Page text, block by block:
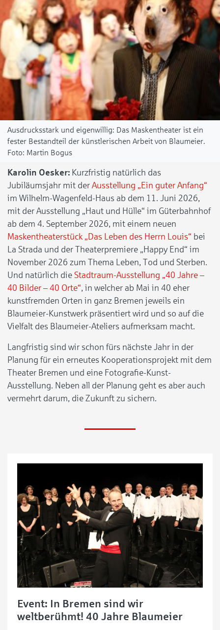
Ausdrucksstark und eigenwillig: Das Maskentheater ist ein
fester Bestandteil der künstlerischen Arbeit von Blaumeier.
Martin Bogus
Karolin Oesker: Kurzfristig natürlich das
Jubiläumsjahr mit der Ausstellung „Ein guter Anfang“
im Wilhelm-Wagenfeld-Haus ab dem 11. Juni 2026,
mit der Ausstellung „Haut und Hülle“ im Güterbahnhof
ab dem 4. September 2026, mit einem neuen
Maskentheaterstück „Das Leben des Herrn Louis“ bei
La Strada und der Theaterpremiere „Happy End“ im
November 2026 zum Thema Leben, Tod und Sterben.
Und natürlich die Stadtraum-Ausstellung „40 Jahre –
40 Bilder – 40 Orte“, in welcher ab Mai in 40 eher
kunstfremden Orten in ganz Bremen jeweils ein
Blaumeier-Kunstwerk präsentiert wird und so auf die
Vielfalt des Blaumeier-Ateliers aufmerksam macht.
Langfristig sind wir schon fürs nächste Jahr in der
Planung für ein erneutes Kooperationsprojekt mit dem
Theater Bremen und eine Fotografie-Kunst-
Ausstellung. Neben all der Planung geht es aber auch
vermehrt darum, die Zukunft zu sichern.
Event: In Bremen sind wir
weltberühmt! 40 Jahre Blaumeier